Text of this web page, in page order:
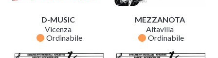
D-MUSIC
Vicenza
fiber_manual_record Ordinabile
MEZZANOTA
Altavilla
fiber_manual_record Ordinabile